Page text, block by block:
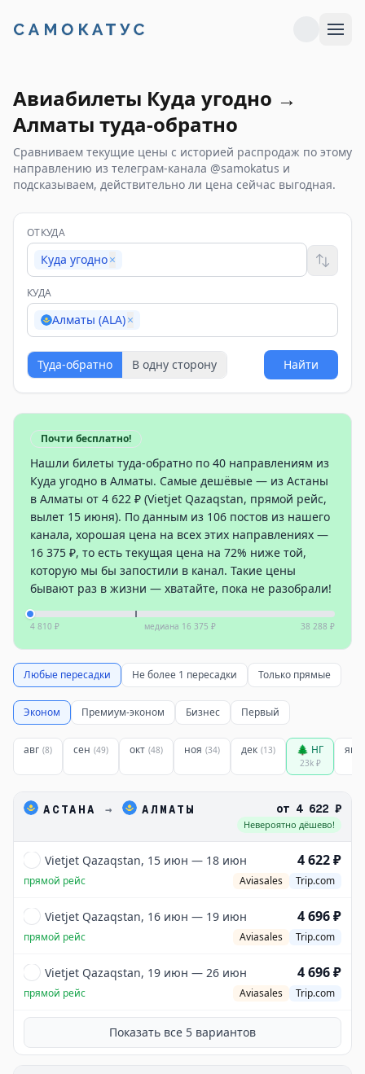
Авиабилеты Куда угодно →
Алматы туда-обратно
Сравниваем текущие цены с историей распродаж по этому
направлению из телеграм-канала @samokatus и
подсказываем, действительно ли цена сейчас выгодная.
ОТКУДА
Куда угодно×
КУДА
Алматы (ALA)×
Туда-обратно В одну сторону Найти
Почти бесплатно!
Нашли билеты туда-обратно по 40 направлениям из
Куда угодно в Алматы. Самые дешёвые — из Астаны
в Алматы от 4 622 ₽ (Vietjet Qazaqstan, прямой рейс,
вылет 15 июня). По данным из 106 постов из нашего
канала, хорошая цена на всех этих направлениях —
16 375 ₽, то есть текущая цена на 72% ниже той,
которую мы бы запостили в канал. Такие цены
бывают раз в жизни — хватайте, пока не разобрали!
4 810 ₽ медиана 16 375 ₽ 38 288 ₽
Любые пересадки Не более 1 пересадки Только прямые
Эконом Премиум-эконом Бизнес Первый
авг (8) сен (49) окт (48) ноя (34) дек (13) 🌲 НГ
23k₽
янв
АСТАНА → АЛМАТЫ от 4 622 ₽
Невероятно дёшево!
Vietjet Qazaqstan, 15 июн — 18 июн 4 622 ₽
прямой рейс Aviasales Trip.com
Vietjet Qazaqstan, 16 июн — 19 июн 4 696 ₽
прямой рейс Aviasales Trip.com
Vietjet Qazaqstan, 19 июн — 26 июн 4 696 ₽
прямой рейс Aviasales Trip.com
Показать все 5 вариантов